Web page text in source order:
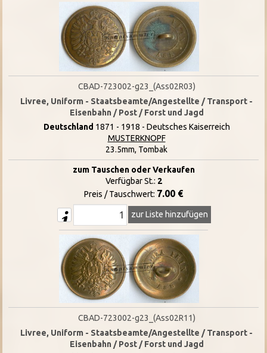
CBAD-723002-g23_(Ass02R03)
Livree, Uniform - Staatsbeamte/Angestellte / Transport -
Eisenbahn / Post / Forst und Jagd
Deutschland 1871 - 1918 - Deutsches Kaiserreich
MUSTERKNOPF
23.5mm, Tombak
zum Tauschen oder Verkaufen
Verfügbar St.: 2
Preis / Tauschwert: 7.00 €
zur Liste hinzufügen
CBAD-723002-g23_(Ass02R11)
Livree, Uniform - Staatsbeamte/Angestellte / Transport -
Eisenbahn / Post / Forst und Jagd